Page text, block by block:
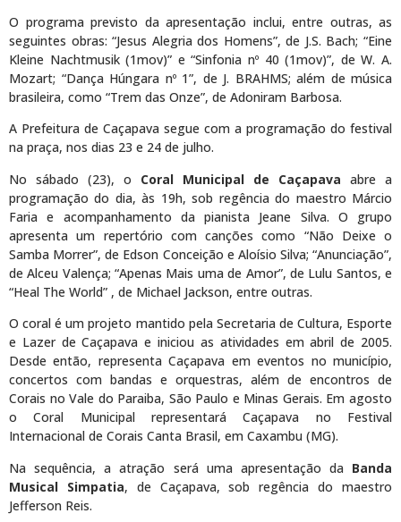
O programa previsto da apresentação inclui, entre outras, as
seguintes obras: “Jesus Alegria dos Homens”, de J.S. Bach; “Eine
Kleine Nachtmusik (1mov)” e “Sinfonia nº 40 (1mov)”, de W. A.
Mozart; “Dança Húngara nº 1”, de J. BRAHMS; além de música
brasileira, como “Trem das Onze”, de Adoniram Barbosa.
A Prefeitura de Caçapava segue com a programação do festival
na praça, nos dias 23 e 24 de julho.
No sábado (23), o Coral Municipal de Caçapava abre a
programação do dia, às 19h, sob regência do maestro Márcio
Faria e acompanhamento da pianista Jeane Silva. O grupo
apresenta um repertório com canções como “Não Deixe o
Samba Morrer”, de Edson Conceição e Aloísio Silva; “Anunciação”,
de Alceu Valença; “Apenas Mais uma de Amor”, de Lulu Santos, e
“Heal The World” , de Michael Jackson, entre outras.
O coral é um projeto mantido pela Secretaria de Cultura, Esporte
e Lazer de Caçapava e iniciou as atividades em abril de 2005.
Desde então, representa Caçapava em eventos no município,
concertos com bandas e orquestras, além de encontros de
Corais no Vale do Paraiba, São Paulo e Minas Gerais. Em agosto
o Coral Municipal representará Caçapava no Festival
Internacional de Corais Canta Brasil, em Caxambu (MG).
Na sequência, a atração será uma apresentação da Banda
Musical Simpatia, de Caçapava, sob regência do maestro
Jefferson Reis.